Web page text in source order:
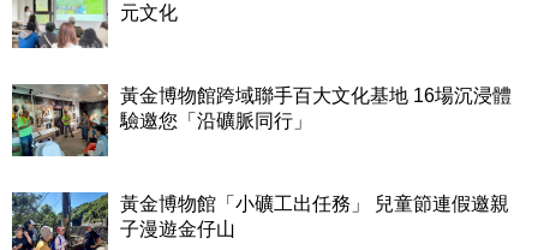
元文化
黃金博物館跨域聯手百大文化基地 16場沉浸體
驗邀您「沿礦脈同行」
黃金博物館「小礦工出任務」 兒童節連假邀親
子漫遊金仔山